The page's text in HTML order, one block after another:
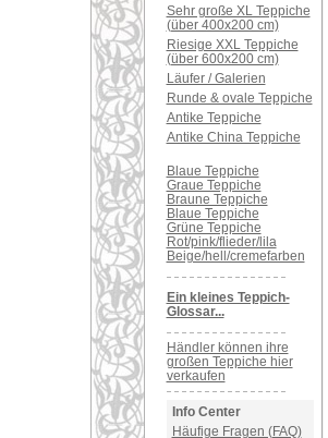
Sehr große XL Teppiche
(über 400x200 cm)
Riesige XXL Teppiche
(über 600x200 cm)
Läufer / Galerien
Runde & ovale Teppiche
Antike Teppiche
Antike China Teppiche
Blaue Teppiche
Graue Teppiche
Braune Teppiche
Blaue Teppiche
Grüne Teppiche
Rot/pink/flieder/lila
Beige/hell/cremefarben
Ein kleines Teppich-
Glossar...
Händler können ihre
großen Teppiche hier
verkaufen
Info Center
Häufige Fragen (FAQ)